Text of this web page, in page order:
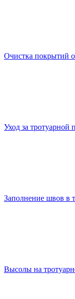
Очистка покрытий
Уход за тротуарной
Заполнение швов в
Высолы на